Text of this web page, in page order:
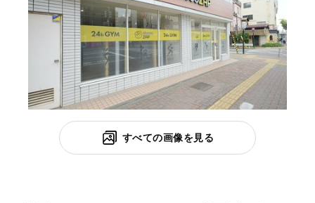
すべての画像を見る